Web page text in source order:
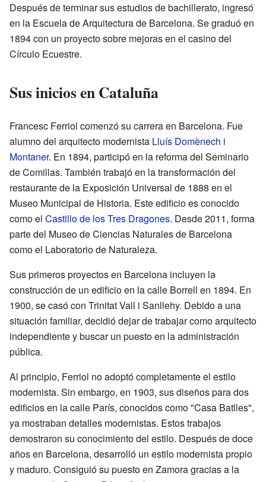
Después de terminar sus estudios de bachillerato, ingresó
en la Escuela de Arquitectura de Barcelona. Se graduó en
1894 con un proyecto sobre mejoras en el casino del
Círculo Ecuestre.
Sus inicios en Cataluña
Francesc Ferriol comenzó su carrera en Barcelona. Fue
alumno del arquitecto modernista Lluís Domènech i
Montaner. En 1894, participó en la reforma del Seminario
de Comillas. También trabajó en la transformación del
restaurante de la Exposición Universal de 1888 en el
Museo Municipal de Historia. Este edificio es conocido
como el Castillo de los Tres Dragones. Desde 2011, forma
parte del Museo de Ciencias Naturales de Barcelona
como el Laboratorio de Naturaleza.
Sus primeros proyectos en Barcelona incluyen la
construcción de un edificio en la calle Borrell en 1894. En
1900, se casó con Trinitat Vall i Sanllehy. Debido a una
situación familiar, decidió dejar de trabajar como arquitecto
independiente y buscar un puesto en la administración
pública.
Al principio, Ferriol no adoptó completamente el estilo
modernista. Sin embargo, en 1903, sus diseños para dos
edificios en la calle París, conocidos como "Casa Batlles",
ya mostraban detalles modernistas. Estos trabajos
demostraron su conocimiento del estilo. Después de doce
años en Barcelona, desarrolló un estilo modernista propio
y maduro. Consiguió su puesto en Zamora gracias a la